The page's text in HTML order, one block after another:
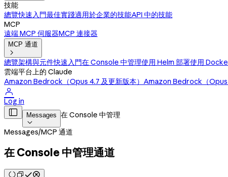
技能
總覽快速入門最佳實踐適用於企業的技能API 中的技能
MCP
遠端 MCP 伺服器MCP 連接器
MCP 通道

總覽架構與元件快速入門在 Console 中管理使用 Helm 部署使用
雲端平台上的 Claude
Amazon Bedrock（Opus 4.7 及更新版本） Amazon Bedrock（Opus

Log in
 Messages

在 Console 中管理
Messages/MCP 通道
在 Console 中管理通道